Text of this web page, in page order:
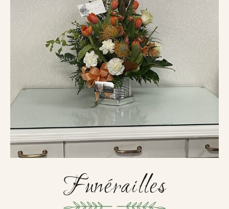
Funérailles